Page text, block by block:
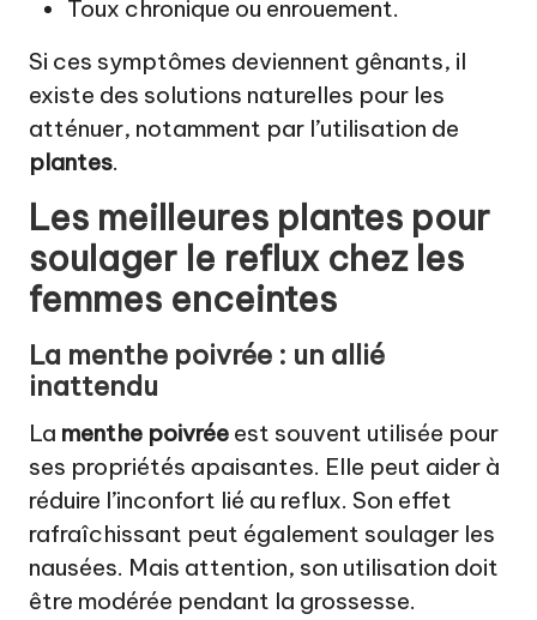
Toux chronique ou enrouement.
Si ces symptômes deviennent gênants, il
existe des solutions naturelles pour les
atténuer, notamment par l’utilisation de
plantes.
Les meilleures plantes pour
soulager le reflux chez les
femmes enceintes
La menthe poivrée : un allié
inattendu
La menthe poivrée est souvent utilisée pour
ses propriétés apaisantes. Elle peut aider à
réduire l’inconfort lié au reflux. Son effet
rafraîchissant peut également soulager les
nausées. Mais attention, son utilisation doit
être modérée pendant la grossesse.